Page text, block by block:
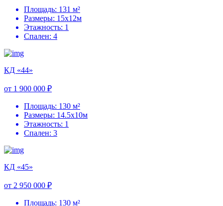
Площадь: 131 м²
Размеры: 15х12м
Этажность: 1
Спален: 4
КД «44»
от 1 900 000 ₽
Площадь: 130 м²
Размеры: 14.5х10м
Этажность: 1
Спален: 3
КД «45»
от 2 950 000 ₽
Площадь: 130 м²